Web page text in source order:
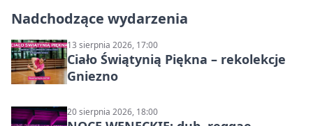
Nadchodzące wydarzenia
13 sierpnia 2026, 17:00
Ciało Świątynią Piękna – rekolekcje
Gniezno
20 sierpnia 2026, 18:00